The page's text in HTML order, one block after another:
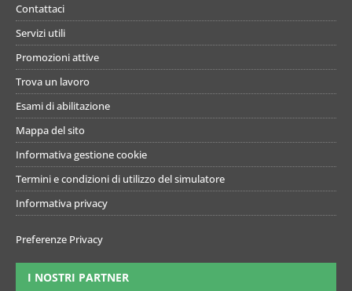
Contattaci
Servizi utili
Promozioni attive
Trova un lavoro
Esami di abilitazione
Mappa del sito
Informativa gestione cookie
Termini e condizioni di utilizzo del simulatore
Informativa privacy
Preferenze Privacy
I NOSTRI PARTNER